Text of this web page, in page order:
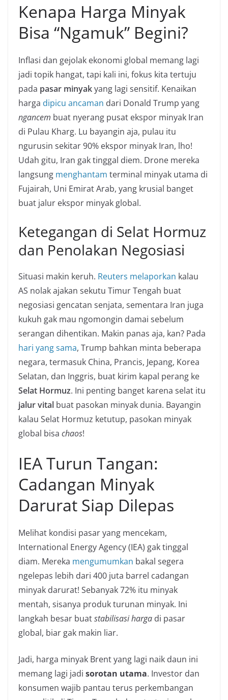
Kenapa Harga Minyak
Bisa “Ngamuk” Begini?
Inflasi dan gejolak ekonomi global memang lagi
jadi topik hangat, tapi kali ini, fokus kita tertuju
pada pasar minyakyang lagi sensitif. Kenaikan
harga dipicu ancaman dari Donald Trump yang
ngancem buat nyerang pusat ekspor minyak Iran
di Pulau Kharg. Lu bayangin aja, pulau itu
ngurusin sekitar 90% ekspor minyak Iran, lho!
Udah gitu, Iran gak tinggal diem. Drone mereka
langsung menghantam terminal minyak utama di
Fujairah, Uni Emirat Arab, yang krusial banget
buat jalur ekspor minyak global.
Ketegangan di Selat Hormuz
dan Penolakan Negosiasi
Situasi makin keruh. Reuters melaporkan kalau
AS nolak ajakan sekutu Timur Tengah buat
negosiasi gencatan senjata, sementara Iran juga
kukuh gak mau ngomongin damai sebelum
serangan dihentikan. Makin panas aja, kan? Pada
hari yang sama, Trump bahkan minta beberapa
negara, termasuk China, Prancis, Jepang, Korea
Selatan, dan Inggris, buat kirim kapal perang ke
Selat Hormuz. Ini penting banget karena selat itu
jalur vital buat pasokan minyak dunia. Bayangin
kalau Selat Hormuz ketutup, pasokan minyak
global bisa chaos!
IEA Turun Tangan:
Cadangan Minyak
Darurat Siap Dilepas
Melihat kondisi pasar yang mencekam,
International Energy Agency (IEA) gak tinggal
diam. Mereka mengumumkan bakal segera
ngelepas lebih dari 400 juta barrel cadangan
minyak darurat! Sebanyak 72% itu minyak
mentah, sisanya produk turunan minyak. Ini
langkah besar buatstabilisasi harga di pasar
global, biar gak makin liar.
Jadi, harga minyak Brent yang lagi naik daun ini
memang lagi jadi sorotan utama. Investor dan
konsumen wajib pantau terus perkembangan